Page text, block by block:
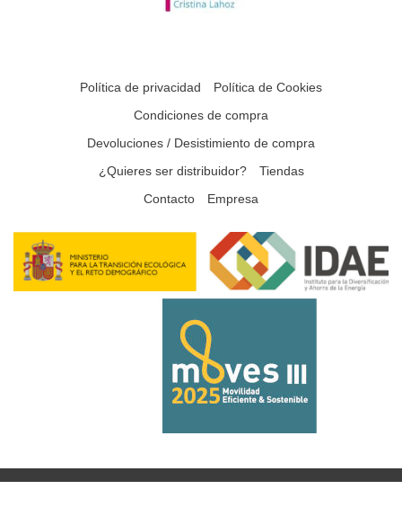
Política de privacidad
Política de Cookies
Condiciones de compra
Devoluciones / Desistimiento de compra
¿Quieres ser distribuidor?
Tiendas
Contacto
Empresa